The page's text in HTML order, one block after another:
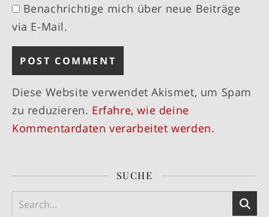
Benachrichtige mich über neue Beiträge
via E-Mail.
Diese Website verwendet Akismet, um Spam
zu reduzieren. Erfahre, wie deine
Kommentardaten verarbeitet werden.
SUCHE